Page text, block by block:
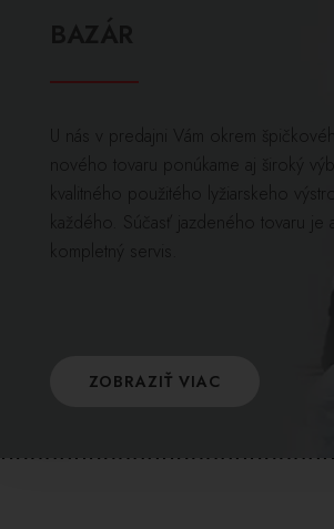
U nás v predajni Vám okrem špičkového
nového tovaru ponúkame aj široký
kvalitného použitého lyžiarskeho
každého. Súčasť jazdeného tovaru je
kompletný servis.
ZOBRAZIŤ VIAC